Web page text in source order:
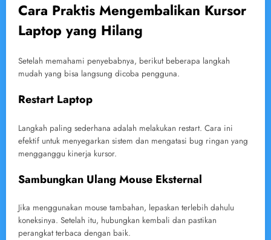
Cara Praktis Mengembalikan Kursor
Laptop yang Hilang
Setelah memahami penyebabnya, berikut beberapa langkah
mudah yang bisa langsung dicoba pengguna.
Restart Laptop
Langkah paling sederhana adalah melakukan restart. Cara ini
efektif untuk menyegarkan sistem dan mengatasi bug ringan yang
mengganggu kinerja kursor.
Sambungkan Ulang Mouse Eksternal
Jika menggunakan mouse tambahan, lepaskan terlebih dahulu
koneksinya. Setelah itu, hubungkan kembali dan pastikan
perangkat terbaca dengan baik.